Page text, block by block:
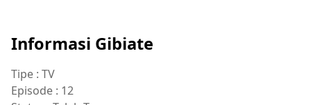
Informasi Gibiate
Tipe : TV
Episode : 12